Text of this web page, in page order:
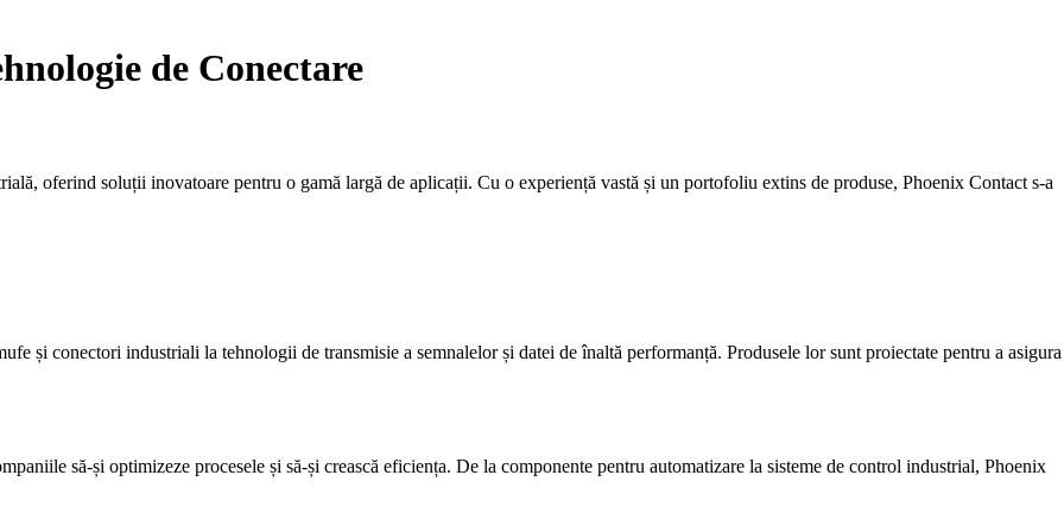
de Conectare
oferind soluții inovatoare pentru o gamă largă de aplicații. Cu o experiență vastă și un portofoliu extins de produse, Phoenix Contact s-a
și conectori industriali la tehnologii de transmisie a semnalelor și datei de înaltă performanță. Produsele lor sunt proiectate pentru a asigura
să-și optimizeze procesele și să-și crească eficiența. De la componente pentru automatizare la sisteme de control industrial, Phoenix